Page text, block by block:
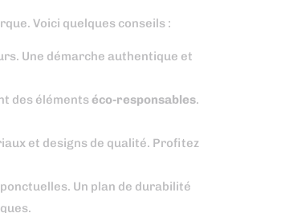
Voici quelques conseils :
Une démarche authentique et
des élémentséco-responsables.
et designs de qualité. Profitez
Un plan de durabilité